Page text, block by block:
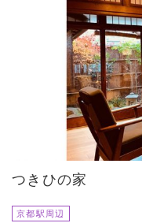
つきひの家
京都駅周辺